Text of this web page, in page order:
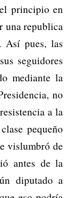
principio en
una republica
Así pues, las
seguidores
mediante la
no
a la
pequeño
vislumbró de
antes de la
diputado a